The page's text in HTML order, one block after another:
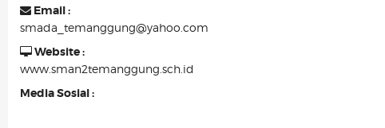
Email :
smada_temanggung@yahoo.com
Website :
www.sman2temanggung.sch.id
Media Sosial :